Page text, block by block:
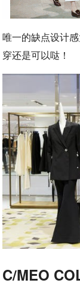
唯一的缺点设计
穿还是可以哒！
C/MEO